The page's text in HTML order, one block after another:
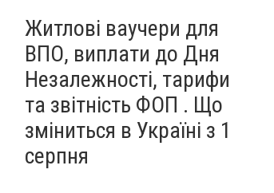
Житлові ваучери для
ВПО, виплати до Дня
Незалежності, тарифи
та звітність ФОП . Що
зміниться в Україні з 1
серпня